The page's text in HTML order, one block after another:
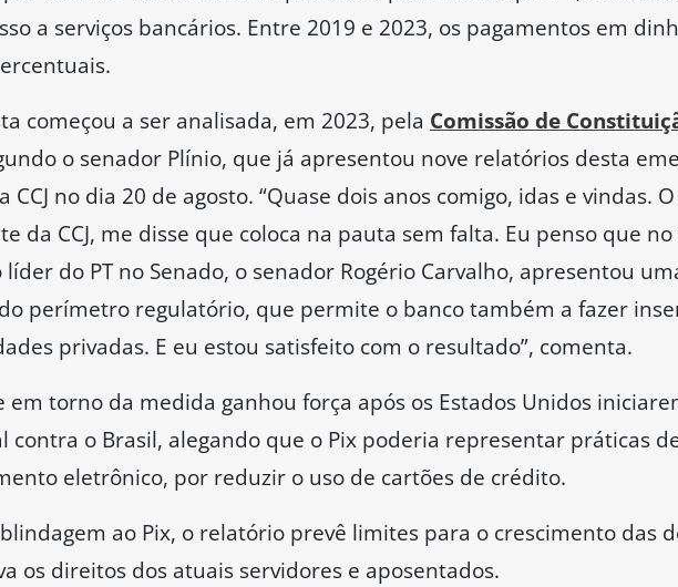
a serviços bancários. Entre 2019 e 2023, os pagamentos em
começou a ser analisada, em 2023, pela Comissão de
o senador Plínio, que já apresentou nove relatórios desta
CCJ no dia 20 de agosto. “Quase dois anos comigo, idas e vindas.
da CCJ, me disse que coloca na pauta sem falta. Eu penso que
líder do PT no Senado, o senador Rogério Carvalho, apresentou
perímetro regulatório, que permite o banco também a fazer
privadas. E eu estou satisfeito com o resultado”, comenta.
em torno da medida ganhou força após os Estados Unidos
contra o Brasil, alegando que o Pix poderia representar práticas
eletrônico, por reduzir o uso de cartões de crédito.
ao Pix, o relatório prevê limites para o crescimento das
os direitos dos atuais servidores e aposentados.